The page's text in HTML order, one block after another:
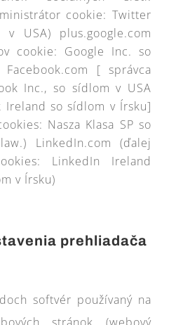
cookie: Twitter
USA) plus.google.com
cookie: Google Inc. so
[ správca
Inc., so sídlom v USA
Ireland so sídlom v Írsku]
Nasza Klasa SP so
LinkedIn.com (ďalej
LinkedIn Ireland
v Írsku)
prehliadača
softvér používaný na